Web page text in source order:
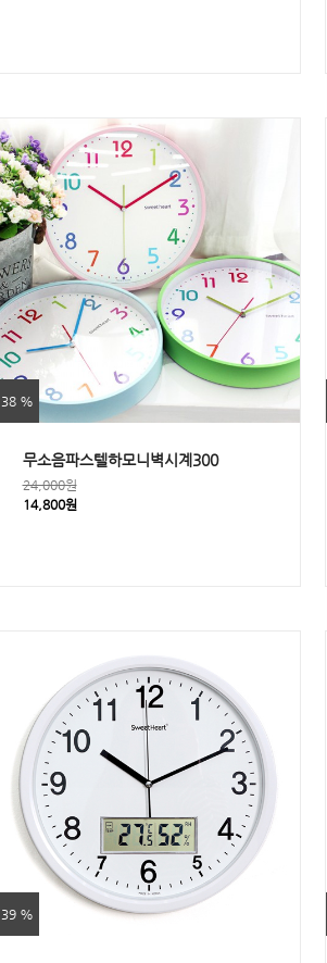
38 %
무소음파스텔하모니벽시계300
24,000원
14,800원
39 %